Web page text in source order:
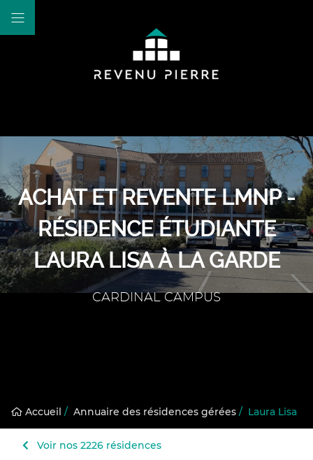
ACHAT ET REVENTE LMNP -
RÉSIDENCE ÉTUDIANTE
LAURA LISA À LA GARDE
CARDINAL CAMPUS
Accueil / Annuaire des résidences gérées / Laura Lisa
Voir nos 2226 résidences